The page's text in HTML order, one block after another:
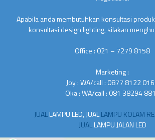
Apabila anda membutuhkan konsultasi
konsultasi design lighting, silakan
Office : 021 – 7279 8158
Marketing :
Joy : WA/call : 0877 8122
Oka : WA/call : 081 38294
JUALLAMPU LED, JUALLAMPU KOLAM
JUALLAMPU JALAN LED